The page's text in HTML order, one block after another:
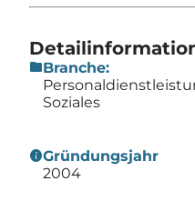
folderBranche:
Soziales
infoGründungsjahr
2004